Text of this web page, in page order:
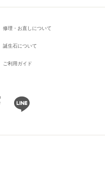
修理・お直しについて
誕生石について
ご利用ガイド